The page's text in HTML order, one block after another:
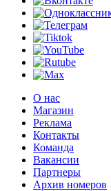
О нас
Магазин
Реклама
Контакты
Команда
Вакансии
Партнеры
Архив номеров